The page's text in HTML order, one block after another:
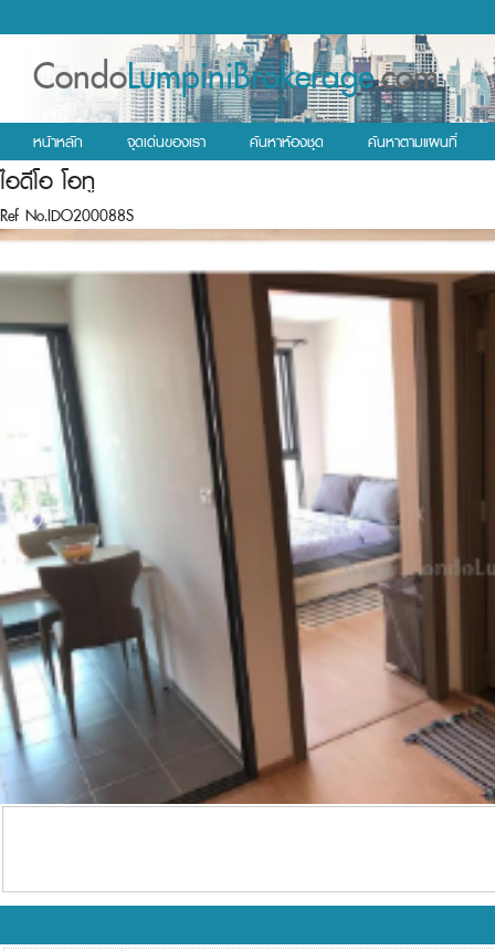
CondoLumpiniBrokerage.com
หน้าหลัก จุดเด่นของเรา ค้นหาห้องชุด ค้นหาตามแผนที่
ไอดีโอ โอทู
Ref No.IDO200088S